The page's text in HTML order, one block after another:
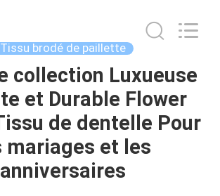
Tissu brodé de paillette
collection Luxueuse
et Durable Flower
de dentelle Pour
mariages et les
anniversaires